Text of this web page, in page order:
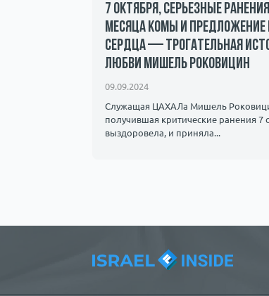
7 октября, серьезные
месяца комы и предложение
сердца — трогательная
любви Мишель Роковицин
09.09.2024
Служащая ЦАХАЛа Мишель
получившая критические ранения 7
выздоровела, и приняла...